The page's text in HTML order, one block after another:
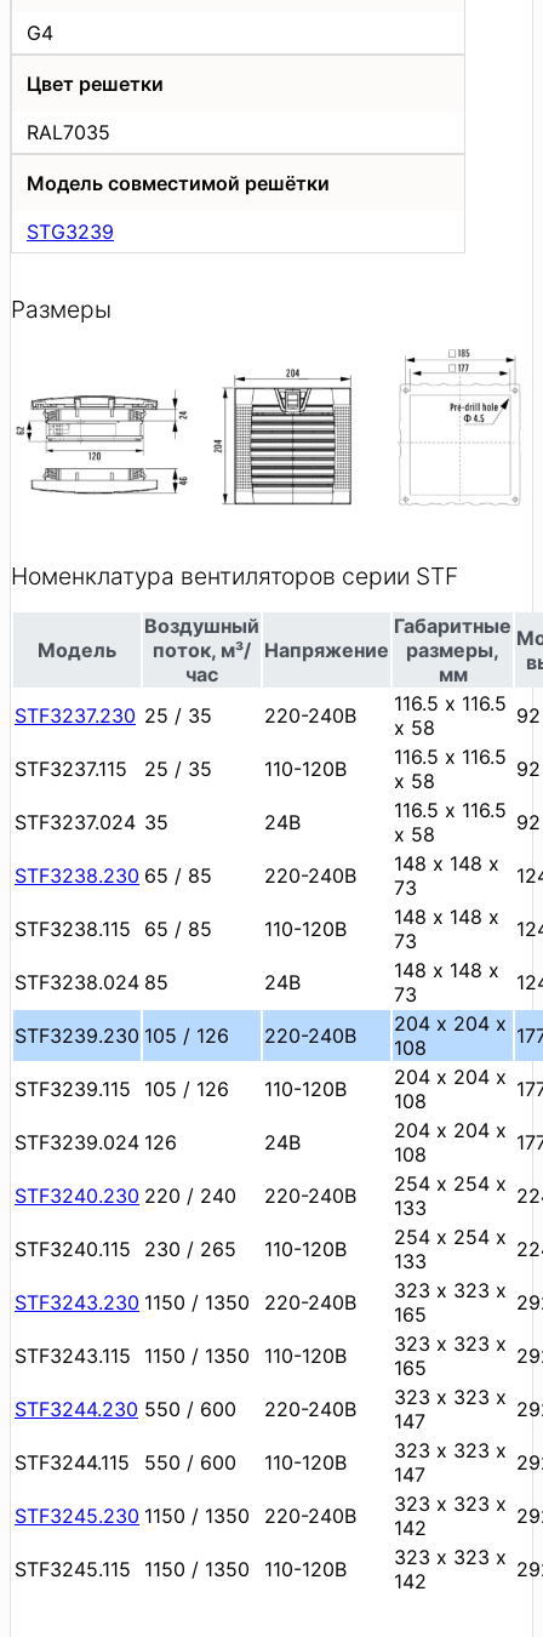
G4
Цвет решетки
RAL7035
Модель совместимой решётки
STG3239
Размеры
Номенклатура вентиляторов серии STF
Модель
Воздушный
поток, м³/
час
Напряжение
Габаритные
размеры,
мм
STF3237.230 25 / 35 220-240В
116.5 х 116.5
х 58
STF3237.115 25 / 35 110-120В
116.5 х 116.5
х 58
STF3237.024 35 24В
116.5 х 116.5
х 58
STF3238.230 65 / 85 220-240В
148 х 148 х
73
STF3238.115 65 / 85 110-120В
148 х 148 х
73
STF3238.024 85 24В
148 х 148 х
73
STF3239.230 105 / 126 220-240В
204 х 204 х
108
STF3239.115 105 / 126 110-120В
204 х 204 х
108
STF3239.024 126 24В
204 х 204 х
108
STF3240.230 220 / 240 220-240В
254 х 254 х
133
STF3240.115 230 / 265 110-120В
254 х 254 х
133
STF3243.230 1150 / 1350 220-240В
323 х 323 х
165
STF3243.115 1150 / 1350 110-120В
323 х 323 х
165
STF3244.230 550 / 600 220-240В
323 х 323 х
147
STF3244.115 550 / 600 110-120В
323 х 323 х
147
STF3245.230 1150 / 1350 220-240В
323 х 323 х
142
STF3245.115 1150 / 1350 110-120В
323 х 323 х
142